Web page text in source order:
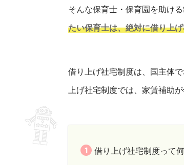
そんな保育士・保育園を助け
たい保育士は、絶対に借り上
借り上げ社宅制度は、国主体
上げ社宅制度では、家賃補助
借り上げ社宅制度って